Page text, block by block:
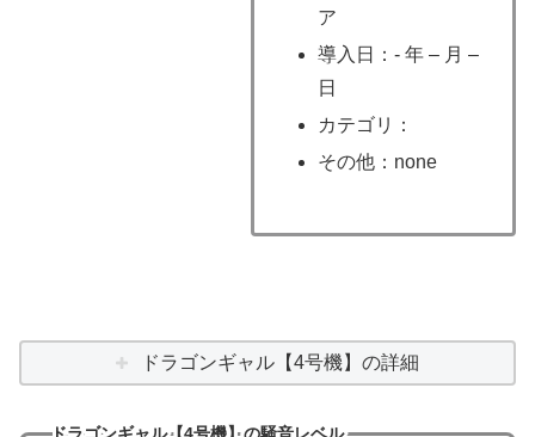
ア
導入日：- 年 – 月 –
日
カテゴリ：
その他：none
ドラゴンギャル【4号機】の詳細